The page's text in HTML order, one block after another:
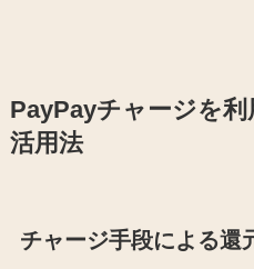
PayPayチャージを
活用法
チャージ手段による還